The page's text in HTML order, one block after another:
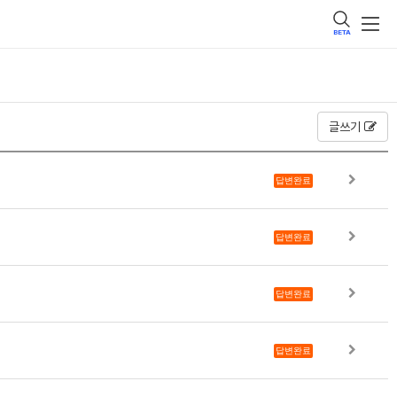
BETA
글쓰기
답변완료
답변완료
답변완료
답변완료